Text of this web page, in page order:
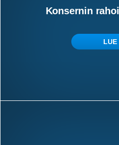
Konsernin
LUE